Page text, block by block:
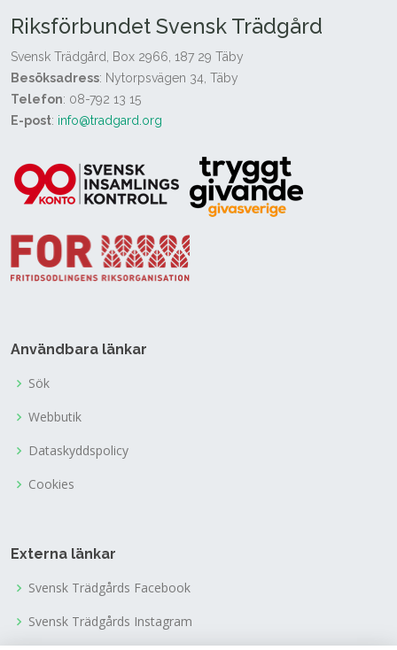
Riksförbundet Svensk Trädgård
Svensk Trädgård, Box 2966, 187 29 Täby
Besöksadress: Nytorpsvägen 34, Täby
Telefon: 08-792 13 15
E-post: info@tradgard.org
Användbara länkar
Sök
Webbutik
Dataskyddspolicy
Cookies
Externa länkar
Svensk Trädgårds Facebook
Svensk Trädgårds Instagram